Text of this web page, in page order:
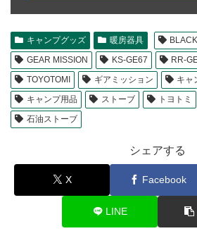
キャンプグッズ 暖房器具
GEAR MISSION
KS-GE67 RR-
TOYOTOMI
ギアミッション キャ
キャンプ用品
ストーブ トヨトミ
石油ストーブ
シェアする
X Facebook
LINE